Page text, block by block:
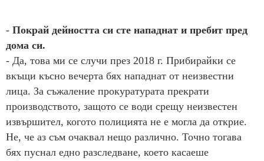
- Покрай дейността си сте нападнат и пребит пред
дома си.
- Да, това ми се случи през 2018 г. Прибирайки се
вкъщи късно вечерта бях нападнат от неизвестни
лица. За съжаление прокуратурата прекрати
производството, защото се води срещу неизвестен
извършител, когото полицията не е могла да открие.
Не, че аз съм очаквал нещо различно. Точно тогава
бях пуснал едно разследване, което касаеше